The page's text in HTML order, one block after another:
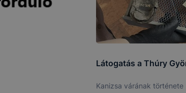
Látogatás a Thúry
Kanizsa várának története
böngésző engedélyezi a cookie-k
böngésző alapértelmezettként
általában megváltoztathatók. Felhívjuk
honlapunk használhatóságának és
előfordulhat, hogy felhasználóink nem
teljes körű használatára, vagy a honlap